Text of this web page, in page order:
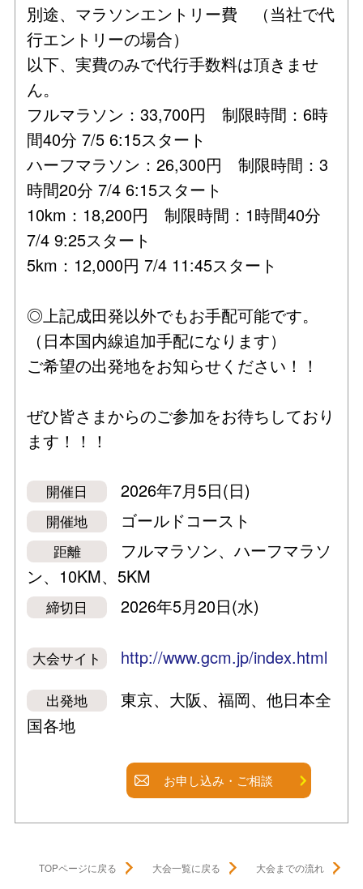
別途、マラソンエントリー費 （当社で代
行エントリーの場合）
以下、実費のみで代行手数料は頂きませ
ん。
フルマラソン：33,700円 制限時間：6時
間40分 7/5 6:15スタート
ハーフマラソン：26,300円 制限時間：3
時間20分 7/4 6:15スタート
10km：18,200円 制限時間：1時間40分
7/4 9:25スタート
5km：12,000円 7/4 11:45スタート
◎上記成田発以外でもお手配可能です。
（日本国内線追加手配になります）
ご希望の出発地をお知らせください！！
ぜひ皆さまからのご参加をお待ちしており
ます！！！
開催日 2026年7月5日(日)
開催地 ゴールドコースト
距離
フルマラソン、ハーフマラソ
ン、10KM、5KM
締切日 2026年5月20日(水)
大会サイト http://www.gcm.jp/index.html
出発地
東京、大阪、福岡、他日本全
国各地
お申し込み・ご相談
TOPページに戻る 大会一覧に戻る 大会までの流れ